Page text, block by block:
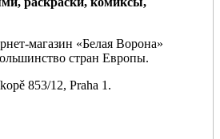
магазин «Белая Ворона»
стран Европы.
853/12, Praha 1.